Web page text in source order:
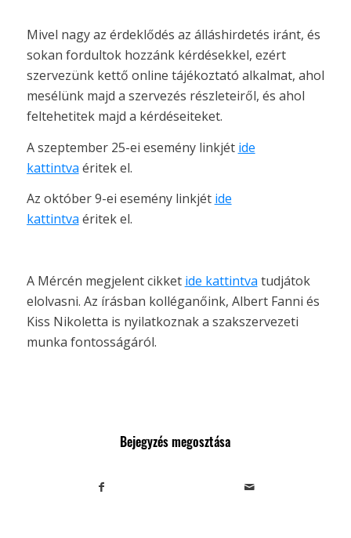
Mivel nagy az érdeklődés az álláshirdetés iránt, és
sokan fordultok hozzánk kérdésekkel, ezért
szervezünk kettő online tájékoztató alkalmat, ahol
mesélünk majd a szervezés részleteiről, és ahol
feltehetitek majd a kérdéseiteket.
A szeptember 25-ei esemény linkjét ide
kattintva éritek el.
Az október 9-ei esemény linkjét ide
kattintva éritek el.
A Mércén megjelent cikket ide kattintva tudjátok
elolvasni. Az írásban kolléganőink, Albert Fanni és
Kiss Nikoletta is nyilatkoznak a szakszervezeti
munka fontosságáról.
Bejegyzés megosztása